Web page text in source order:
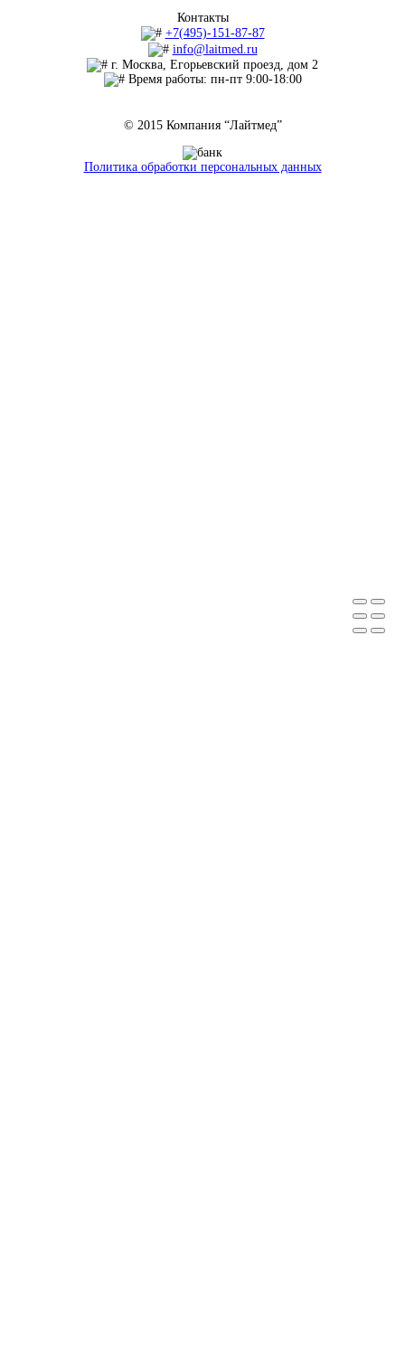
Контакты
+7(495)-151-87-87
info@laitmed.ru
г. Москва, Егорьевский проезд, дом 2
Время работы: пн-пт 9:00-18:00
© 2015 Компания “Лайтмед”
Политика обработки персональных данных